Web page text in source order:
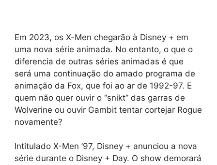
Em 2023, os X-Men chegarão à Disney + em
uma nova série animada. No entanto, o que o
diferencia de outras séries animadas é que
será uma continuação do amado programa de
animação da Fox, que foi ao ar de 1992-97. E
quem não quer ouvir o “snikt” das garras de
Wolverine ou ouvir Gambit tentar cortejar Rogue
novamente?
Intitulado X-Men ’97, Disney + anunciou a nova
série durante o Disney + Day. O show demorará